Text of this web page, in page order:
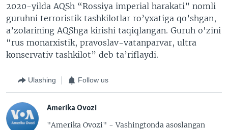
2020-yilda AQSh “Rossiya imperial harakati” nomli
guruhni terroristik tashkilotlar ro’yxatiga qo’shgan,
a’zolarining AQShga kirishi taqiqlangan. Guruh o'zini
“rus monarxistik, pravoslav-vatanparvar, ultra
konservativ tashkilot” deb ta’riflaydi.
Ulashing Follow us
Amerika Ovozi
"Amerika Ovozi" - Vashingtonda asoslangan